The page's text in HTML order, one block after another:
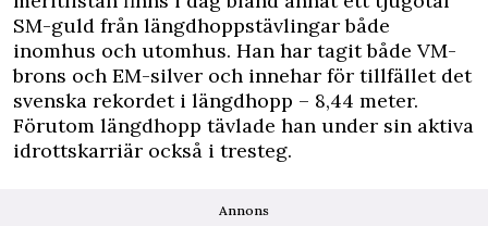
SM-guld från längdhoppstävlingar både
inomhus och utomhus. Han har tagit både VM-
brons och EM-silver och innehar för tillfället det
svenska rekordet i längdhopp – 8,44 meter.
Förutom längdhopp tävlade han under sin aktiva
idrottskarriär också i tresteg.
Annons